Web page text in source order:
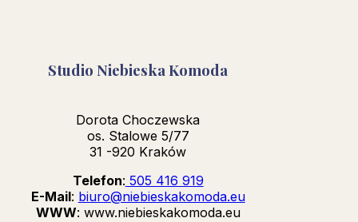
Studio Niebieska Komoda
Dorota Choczewska
os. Stalowe 5/77
31 -920 Kraków
Telefon: 505 416 919
E-Mail: biuro@niebieskakomoda.eu
WWW: www.niebieskakomoda.eu